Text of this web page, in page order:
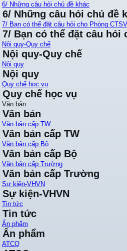
6/ Những câu hỏi chủ đề khác
6/ Những câu hỏi chủ đề
7/ Bạn có thể đặt câu hỏi cho Phòng CTSV
7/ Bạn có thể đặt câu hỏi
Nội quy-Quy chế
Nội quy-Quy chế
Nội quy
Nội quy
Quy chế học vụ
Quy chế học vụ
Văn bản
Văn bản
Văn bản cấp TW
Văn bản cấp TW
Văn bản cấp Bộ
Văn bản cấp Bộ
Văn bản cấp Trường
Văn bản cấp Trường
Sự kiện-VHVN
Sự kiện-VHVN
Tin tức
Tin tức
Ấn phẩm
Ấn phẩm
ATCQ